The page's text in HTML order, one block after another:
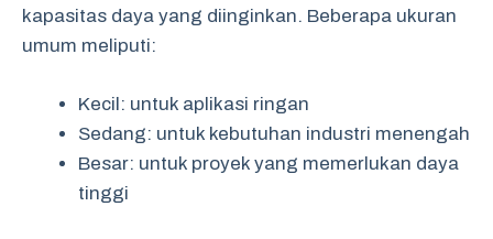
kapasitas daya yang diinginkan. Beberapa ukuran
umum meliputi:
Kecil: untuk aplikasi ringan
Sedang: untuk kebutuhan industri menengah
Besar: untuk proyek yang memerlukan daya
tinggi